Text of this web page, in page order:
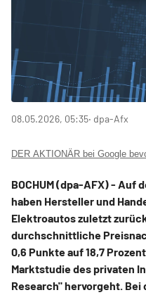
08.05.2026, 05:35‧ dpa-Afx
DER AKTIONÄR bei Google
BOCHUM (dpa-AFX) -
haben Hersteller und
Elektroautos zuletzt
durchschnittliche
0,6 Punkte auf 18,7
Marktstudie des privaten
Research" hervorgeht. Bei